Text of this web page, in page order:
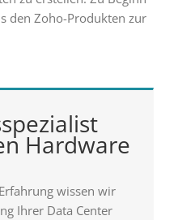
den Zoho-Produkten zur
Hardware
wissen wir
Ihrer Data Center